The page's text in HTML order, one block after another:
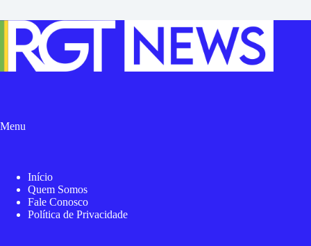
Menu
Início
Quem Somos
Fale Conosco
Política de Privacidade